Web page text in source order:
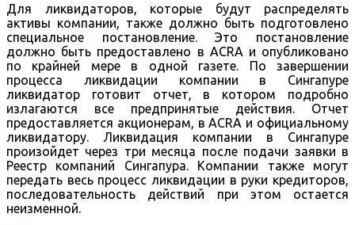
Для ликвидаторов, которые будут распределять
активы компании, также должно быть подготовлено
специальное постановление. Это постановление
должно быть предоставлено в ACRA и опубликовано
по крайней мере в одной газете. По завершении
процесса ликвидации компании в Сингапуре
ликвидатор готовит отчет, в котором подробно
излагаются все предпринятые действия. Отчет
предоставляется акционерам, в ACRA и официальному
ликвидатору. Ликвидация компании в Сингапуре
произойдет через три месяца после подачи заявки в
Реестр компаний Сингапура. Компании также могут
передать весь процесс ликвидации в руки кредиторов,
последовательность действий при этом остается
неизменной.